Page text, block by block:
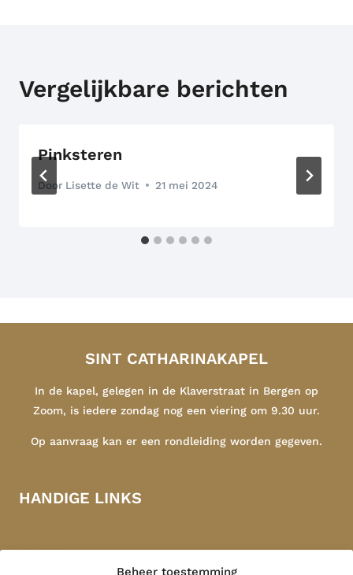
Beheer toestemming
Vergelijkbare berichten
Pinksteren
Door Lisette de Wit 21 mei 2024
SINT CATHARINAKAPEL
In de kapel, gelegen in de Klaverstraat in Bergen op
Zoom, is iedere zondag nog een viering om 9.30 uur.
Op aanvraag kan er een rondleiding worden gegeven.
HANDIGE LINKS
Congregatie